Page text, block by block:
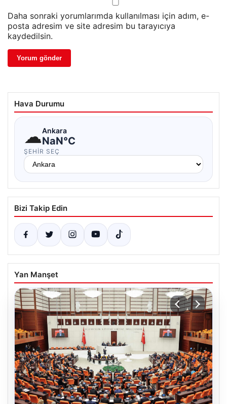
Daha sonraki yorumlarımda kullanılması için adım, e-
posta adresim ve site adresim bu tarayıcıya
kaydedilsin.
Hava Durumu
☁Ankara
NaN°C
ŞEHIR SEÇ
Bizi Takip Edin
Yan Manşet